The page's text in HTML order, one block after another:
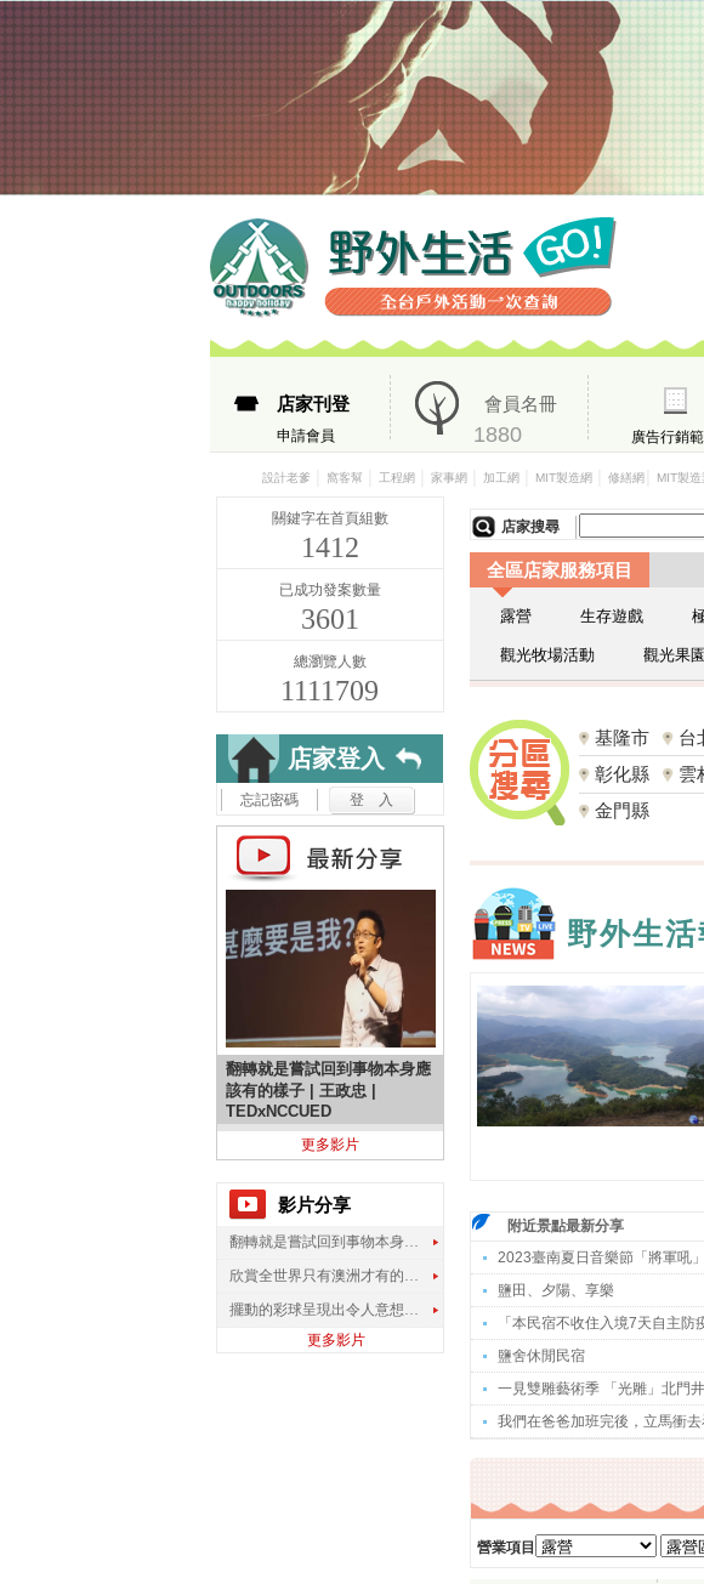
店家刊登
申請會員
會員名冊
1880 廣告行銷
設計老爹 窩客幫 工程網 家事網 加工網 MIT製造網 修繕網 MIT製
關鍵字在首頁組數
1412
已成功發案數量
3601
總瀏覽人數
1111709
店家登入
忘記密碼
翻轉就是嘗試回到事物本身應
該有的樣子 | 王政忠 |
TEDxNCCUED
更多影片
影片分享
翻轉就是嘗試回到事物本身應該有的樣子 | 王政忠 | TEDxNCCUED
欣賞全世界只有澳洲才有的孔雀蜘蛛
擺動的彩球呈現出令人意想不到的視覺效果
更多影片
店家搜尋
全區店家服務項目
露營 生存遊戲
觀光牧場活動 觀光果
基隆市 台
彰化縣
雲
金門縣
野外生活
附近景點最新分享
2023臺南夏日音樂節「將軍吼」
鹽田、夕陽、享樂
「本民宿不收住入境7天自主防
鹽舍休閒民宿
一見雙雕藝術季 「光雕」北門
我們在爸爸加班完後，立馬衝
營業項目